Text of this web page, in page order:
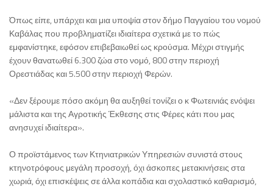
Όπως είπε, υπάρχει και μια υποψία στον δήμο Παγγαίου του νομού
Καβάλας που προβληματίζει ιδιαίτερα σχετικά με το πώς
εμφανίστηκε, εφόσον επιβεβαιωθεί ως κρούσμα. Μέχρι στιγμής
έχουν θανατωθεί 6.300 ζώα στο νομό, 800 στην περιοχή
Ορεστιάδας και 5.500 στην περιοχή Φερών.
«Δεν ξέρουμε πόσο ακόμη θα αυξηθεί τονίζει ο κ Φωτεινιάς ενόψει
μάλιστα και της Αγροτικής Έκθεσης στις Φέρες κάτι που μας
ανησυχεί ιδιαίτερα».
Ο προϊστάμενος των Κτηνιατρικών Υπηρεσιών συνιστά στους
κτηνοτρόφους μεγάλη προσοχή, όχι άσκοπες μετακινήσεις στα
χωριά, όχι επισκέψεις σε άλλα κοπάδια και σχολαστικό καθαρισμό,